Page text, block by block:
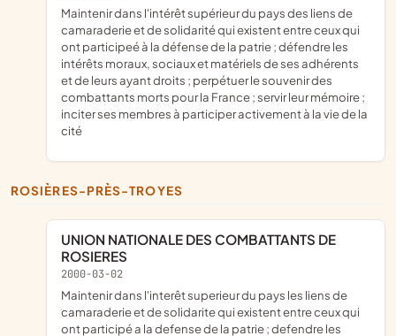
maintenir dans l'intérêt supérieur du pays des liens de
camaraderie et de solidarité qui existent entre ceux qui
ont participeé à la défense de la patrie ; défendre les
intérêts moraux, sociaux et matériels de ses adhérents
et de leurs ayant droits ; perpétuer le souvenir des
combattants morts pour la France ; servir leur mémoire ;
inciter ses membres à participer activement à la vie de la
cité
ROSIÈRES-PRÈS-TROYES
UNION NATIONALE DES COMBATTANTS DE
ROSIERES
2000-03-02
maintenir dans l'interêt superieur du pays les liens de
camaraderie et de solidarite qui existent entre ceux qui
ont participé a la defense de la patrie ; defendre les